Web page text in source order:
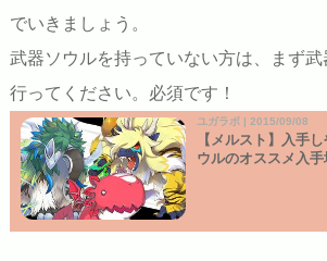
でいきましょう。
武器ソウルを持っていない方は、まず
行ってください。必須です！
ユガラボ | 2015/09/08
【メルスト】入手
ウルのオススメ入